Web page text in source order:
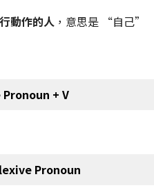
動作的人 ，意思是 “自己”
+ V
Pronoun